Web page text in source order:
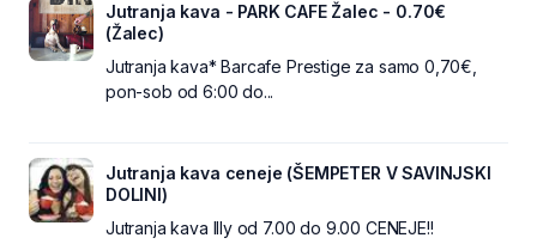
Jutranja kava - PARK CAFE Žalec - 0.70€
(Žalec)
Jutranja kava* Barcafe Prestige za samo 0,70€,
pon-sob od 6:00 do...
Jutranja kava ceneje (ŠEMPETER V SAVINJSKI
DOLINI)
Jutranja kava Illy od 7.00 do 9.00 CENEJE!!